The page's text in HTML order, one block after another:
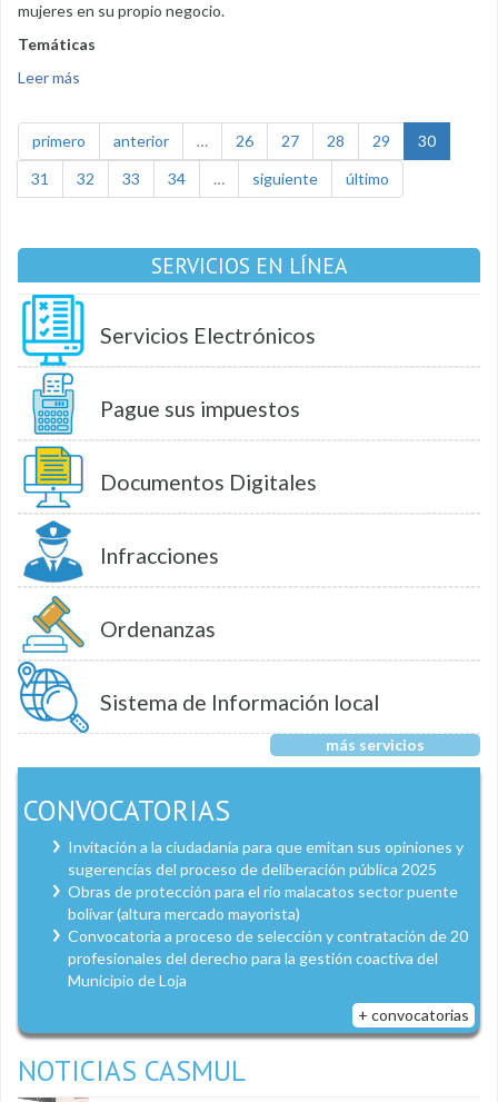
mujeres en su propio negocio.
Temáticas
Leer más
primero anterior … 26 27 28 29
30
31
32 33 34 … siguiente último
SERVICIOS EN LÍNEA
Servicios Electrónicos
Pague sus impuestos
Documentos Digitales
Infracciones
Ordenanzas
Sistema de Información local
más servicios
CONVOCATORIAS
Invitación a la ciudadanía para que emitan sus opiniones y
sugerencias del proceso de deliberación pública 2025
Obras de protección para el río malacatos sector puente
bolívar (altura mercado mayorista)
Convocatoria a proceso de selección y contratación de 20
profesionales del derecho para la gestión coactiva del
Municipio de Loja
+ convocatorias
NOTICIAS CASMUL